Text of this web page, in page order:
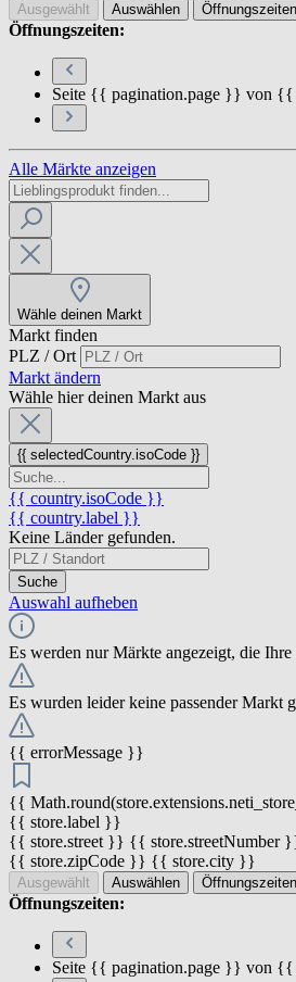
Ausgewählt Auswählen Öffnungszeiten
Öffnungszeiten:
Seite {{ pagination.page }} von
Alle Märkte anzeigen
Wähle deinen Markt
Markt finden
PLZ / Ort
Markt ändern
Wähle hier deinen Markt aus
{{ selectedCountry.isoCode }}
{{ country.isoCode }}
{{ country.label }}
Keine Länder gefunden.
Suche
Auswahl aufheben
Es werden nur Märkte angezeigt, die
Es wurden leider keine passender Markt
{{ errorMessage }}
{{
{{ store.label }}
{{ store.street }} {{ store.streetNumber
{{ store.zipCode }} {{ store.city }}
Ausgewählt Auswählen Öffnungszeiten
Öffnungszeiten:
Seite {{ pagination.page }} von